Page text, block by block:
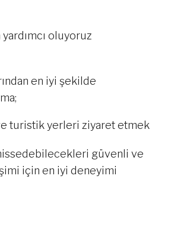
oluyoruz
en iyi şekilde
turistik yerleri ziyaret etmek
güvenli ve
için en iyi deneyimi